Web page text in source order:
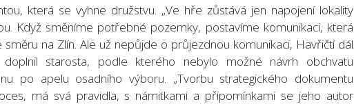
která se vyhne družstvu. „Ve hře zůstává jen napojení lokality
Když směníme potřebné pozemky, postavíme komunikaci, která
na Zlín. Ale už nepůjde o průjezdnou komunikaci, Havřičtí dál
starosta, podle kterého nebylo možné návrh obchvatu
po apelu osadního výboru. „Tvorbu strategického dokumentu
má svá pravidla, s námitkami a připomínkami se jeho autor